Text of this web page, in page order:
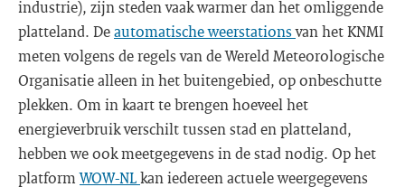
industrie), zijn steden vaak warmer dan het omliggende
platteland. Deautomatische weerstationsvan het KNMI
meten volgens de regels van de Wereld Meteorologische
Organisatie alleen in het buitengebied, op onbeschutte
plekken. Om in kaart te brengen hoeveel het
energieverbruik verschilt tussen stad en platteland,
hebben we ook meetgegevens in de stad nodig. Op het
platformWOW-NLkan iedereen actuele weergegevens